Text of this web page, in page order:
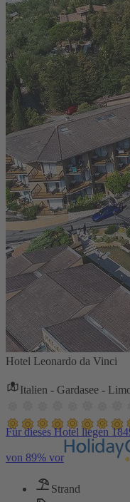
Hotel Leonardo da Vinci
Italien - Gardasee -
Für dieses Hotel liegen
von 89% vor
Strand